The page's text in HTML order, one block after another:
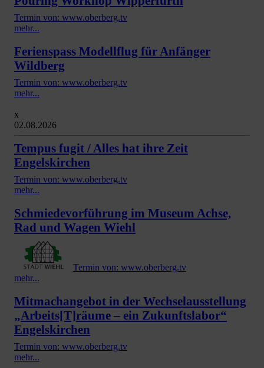
Termin von: www.oberberg.tv
mehr...
Ferienspass Modellflug für Anfänger
Wildberg
Termin von: www.oberberg.tv
mehr...
x
02.08.2026
Tempus fugit / Alles hat ihre Zeit
Engelskirchen
Termin von: www.oberberg.tv
mehr...
Schmiedevorführung im Museum Achse,
Rad und Wagen Wiehl
Termin von: www.oberberg.tv
mehr...
Mitmachangebot in der Wechselausstellung
„Arbeits[T]räume – ein Zukunftslabor“
Engelskirchen
Termin von: www.oberberg.tv
mehr...